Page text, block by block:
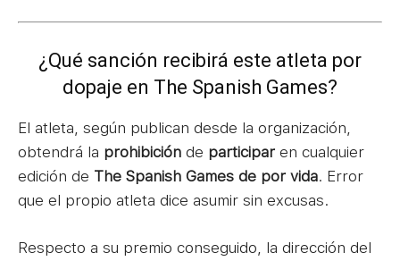
¿Qué sanción recibirá este atleta por
dopaje en The Spanish Games?
El atleta, según publican desde la organización,
obtendrá la prohibición de participar en cualquier
edición de The Spanish Games de por vida. Error
que el propio atleta dice asumir sin excusas.
Respecto a su premio conseguido, la dirección del